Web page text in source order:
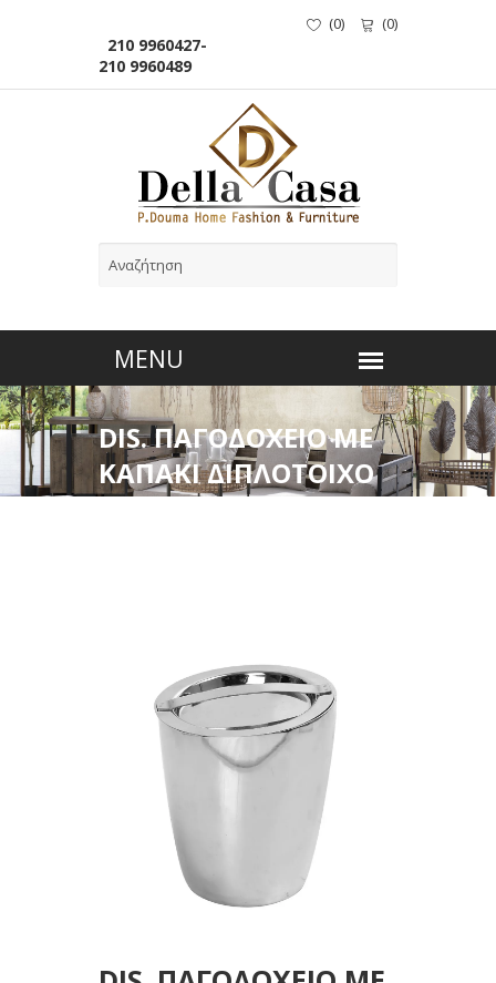
210 9960427-
210 9960489
(0) (0)
DIS. ΠΑΓΟΔΟΧΕΙΟ ΜΕ
ΚΑΠΑΚΙ ΔΙΠΛΟΤΟΙΧΟ
ΑΝΟΞΕΙΔΩΤΟ ΑΣΗΜΙ